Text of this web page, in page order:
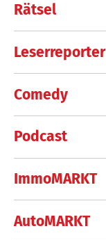
Rätsel
Leserreporter
Comedy
Podcast
ImmoMARKT
AutoMARKT